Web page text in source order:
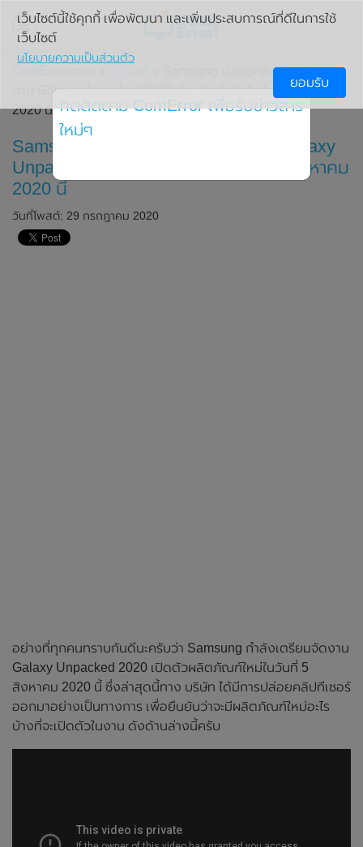
» Samsung ปล่อยคลิปทีเซอร์ของ
งาน Galaxy Unpacked 2020 ที่จะเปิดตัวในวันที่ 5 สิงหาคม
2020 นี้
Samsung ปล่อยคลิปทีเซอร์ของงาน Galaxy
Unpacked 2020 ที่จะเปิดตัวในวันที่ 5 สิงหาคม
2020 นี้
วันที่โพสต์: 29 กรกฎาคม 2020
อย่างที่ทุกคนทราบกันดีนะครับว่า Samsung กำลังเตรียมจัดงาน
Galaxy Unpacked 2020 เปิดตัวผลิตภัณฑ์ใหม่ในวันที่ 5
สิงหาคม 2020 นี้ ซึ่งล่าสุดนี้ทาง บริษัท ได้มีการปล่อยคลิปทีเซอร์
ออกมาอย่างเป็นทางการ เพื่อยืนยันว่าจะมีผลิตภัณฑ์ใหม่อะไร
บ้างที่จะเปิดตัวในงาน ดังด้านล่างนี้ครับ
เว็บไซต์นี้ใช้คุกกี้ เพื่อพัฒนา และเพิ่มประสบการณ์ที่ดีในการใช้
เว็บไซต์
นโยบายความเป็นส่วนตัว
ยอมรับ
กดติดตาม ComError เพื่อรับข่าวสาร
ใหม่ๆ